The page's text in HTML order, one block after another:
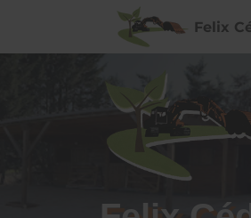
Felix